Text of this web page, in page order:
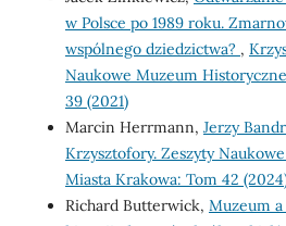
w Polsce po 1989 roku.
wspólnego dziedzictwa? ,
Naukowe Muzeum
39 (2021)
Marcin Herrmann, Jerzy
Krzysztofory. Zeszyty
Miasta Krakowa: Tom 42
Richard Butterwick, Muzeum a